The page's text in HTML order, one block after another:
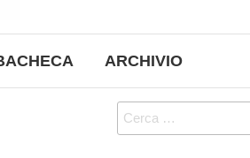
ARCHIVIO
Ricerca per: